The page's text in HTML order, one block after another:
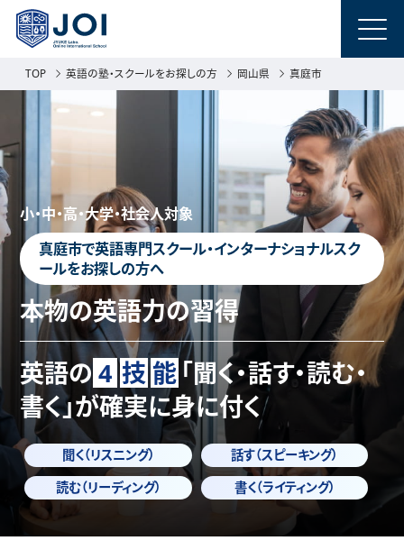
TOP 英語の塾・スクールをお探しの方 岡山県 真庭市
小・中・高・大学・社会人対象
真庭市で英語専門スクール・インターナショナルスク
ールをお探しの方へ
本物の英語力の習得
英語の 4 技能 「聞く・話す・読む・
書く」が確実に身に付く
聞く（リスニング）
話す（スピーキング）
読む（リーディング）
書く（ライティング）